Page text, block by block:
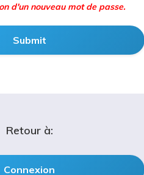
d'un nouveau mot de passe.
Retour à:
Connexion